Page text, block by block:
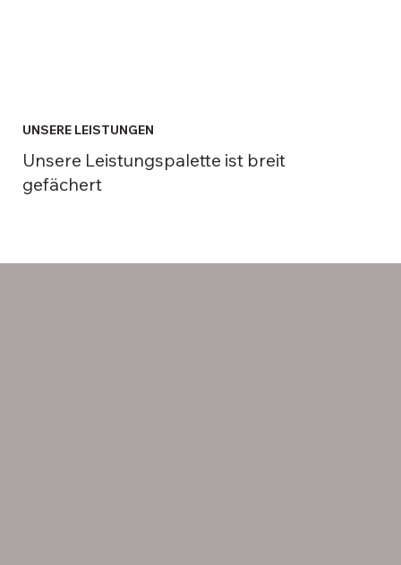
UNSERE LEISTUNGEN
Unsere Leistungspalette ist breit
gefächert